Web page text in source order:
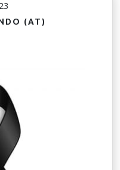
(AT)